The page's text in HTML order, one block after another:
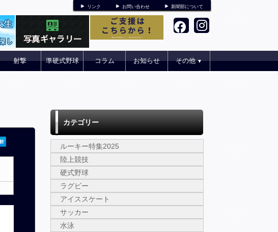
リンク お問い合わせ 新聞部について
射撃 準硬式野球 コラム お知らせ その他▼
カテゴリー
ルーキー特集2025
陸上競技
硬式野球
ラグビー
アイススケート
サッカー
水泳